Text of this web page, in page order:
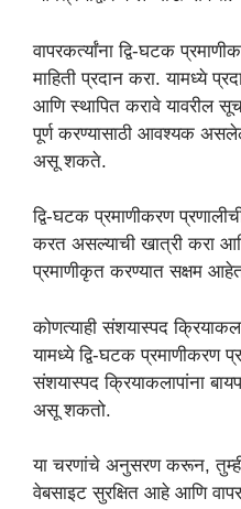
वापरकर्त्यांना द्वि-घटक
माहिती प्रदान करा. यामध्ये
आणि स्थापित करावे यावरील
पूर्ण करण्यासाठी आवश्यक
असू शकते.
द्वि-घटक प्रमाणीकरण
करत असल्याची खात्री करा
प्रमाणीकृत करण्यात सक्षम
कोणत्याही संशयास्पद
यामध्ये द्वि-घटक प्रमाणीकरण
संशयास्पद क्रियाकलापांना
असू शकतो.
या चरणांचे अनुसरण करून,
वेबसाइट सुरक्षित आहे आणि